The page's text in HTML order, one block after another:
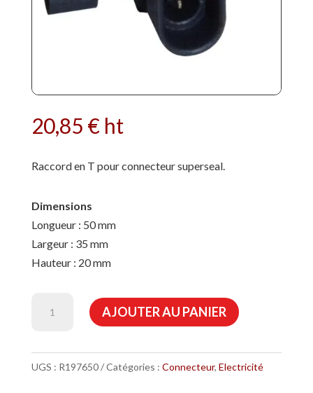
20,85 € ht
Raccord en T pour connecteur superseal.
Dimensions
Longueur : 50 mm
Largeur : 35 mm
Hauteur : 20 mm
AJOUTER AU PANIER
UGS : R197650 Catégories : Connecteur, Electricité